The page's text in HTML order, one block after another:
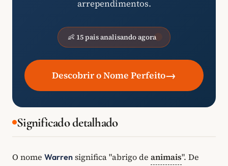
arrependimentos.
👶 15 pais analisando agora
Descobrir o Nome Perfeito→
Significado detalhado
O nome Warren significa "abrigo de animais". De